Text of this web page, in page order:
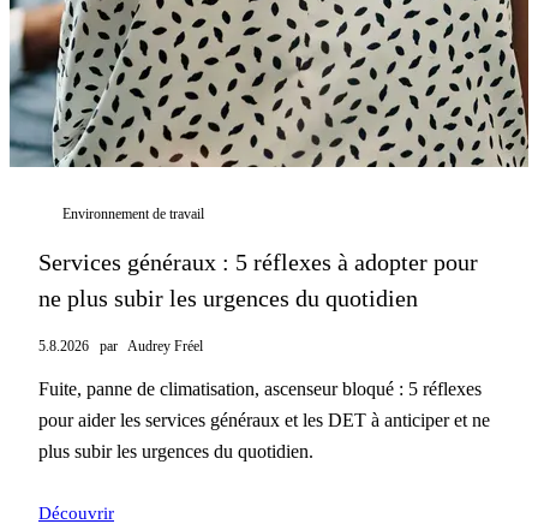
Environnement de travail
Services généraux : 5 réflexes à adopter pour
ne plus subir les urgences du quotidien
5.8.2026 par Audrey Fréel
Fuite, panne de climatisation, ascenseur bloqué : 5 réflexes
pour aider les services généraux et les DET à anticiper et ne
plus subir les urgences du quotidien.
Découvrir